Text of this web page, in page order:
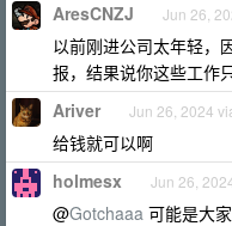
AresCNZJ Jun 26,
以前刚进公司太年轻，
报，结果说你这些工作
Ariver Jun 26, 2024
给钱就可以啊
holmesx Jun 26,
@Gotchaaa 可能是大